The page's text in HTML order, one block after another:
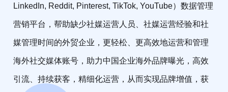
LinkedIn, Reddit, Pinterest, TikTok, YouTube）数据管理
营销平台，帮助缺少社媒运营人员、社媒运营经验和社
媒管理时间的外贸企业，更轻松、更高效地运营和管理
海外社交媒体账号，助力中国企业海外品牌曝光，高效
引流、持续获客，精细化运营，从而实现品牌增值，获